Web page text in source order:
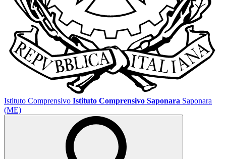
Istituto Comprensivo Istituto Comprensivo Saponara Saponara
(ME)